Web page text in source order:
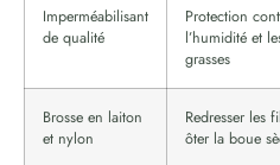
Imperméabilisant
de qualité
Protection
l’humidité et
grasses
Brosse en laiton
et nylon
Redresser les
ôter la boue